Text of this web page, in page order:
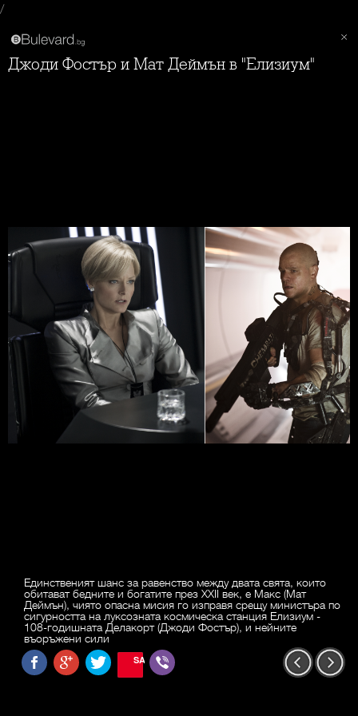
/
Джоди Фостър и Мат Деймън в "Елизиум"
Единственият шанс за равенство между двата свята, които
обитават бедните и богатите през XXII век, е Макс (Мат
Деймън), чиято опасна мисия го изправя срещу министъра по
сигурността на луксозната космическа станция Елизиум -
108-годишната Делакорт (Джоди Фостър), и нейните
въоръжени сили
SAVE